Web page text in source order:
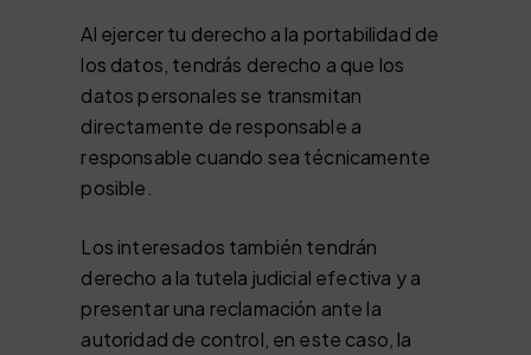
Al ejercer tu derecho a la portabilidad de
los datos, tendrás derecho a que los
datos personales se transmitan
directamente de responsable a
responsable cuando sea técnicamente
posible.
Los interesados también tendrán
derecho a la tutela judicial efectiva y a
presentar una reclamación ante la
autoridad de control, en este caso, la